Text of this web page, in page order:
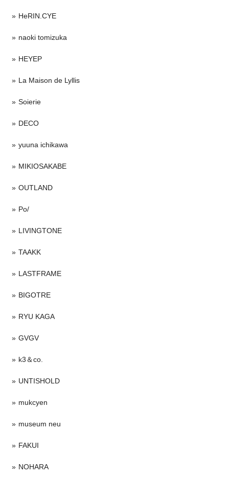
HeRIN.CYE
naoki tomizuka
HEYEP
La Maison de Lyllis
Soierie
DECO
yuuna ichikawa
MIKIOSAKABE
OUTLAND
Po/
LIVINGTONE
TAAKK
LASTFRAME
BIGOTRE
RYU KAGA
GVGV
k3＆co.
UNTISHOLD
mukcyen
museum neu
FAKUI
NOHARA